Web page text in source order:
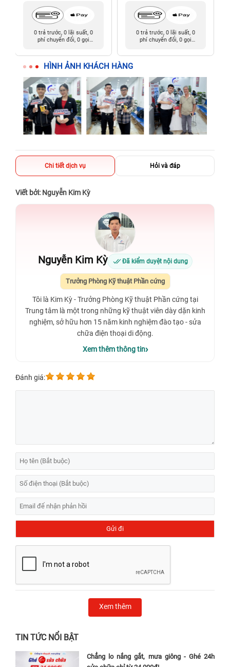
0 trả trước, 0 lãi suất, 0
phí chuyển đổi, 0 gọi
0 trả trước, 0 lãi suất, 0
phí chuyển đổi, 0 gọi
HÌNH ẢNH KHÁCH HÀNG
Chi tiết dịch vụ Hỏi và đáp
Viết bởi: Nguyễn Kim Kỳ
Nguyễn Kim Kỳ Đã kiểm duyệt nội dung
Trưởng Phòng Kỹ thuật Phần cứng
Tôi là Kim Kỳ - Trưởng Phòng Kỹ thuật Phần cứng tại
Trung tâm là một trong những kỹ thuật viên dày dặn kinh
nghiệm, sở hữu hơn 15 năm kinh nghiệm đào tạo - sửa
chữa điện thoại di động.
Xem thêm thông tin
Đánh giá:
Xem thêm
TIN TỨC NỔI BẬT
Chẳng lo nắng gắt, mưa giông - Ghé 24h